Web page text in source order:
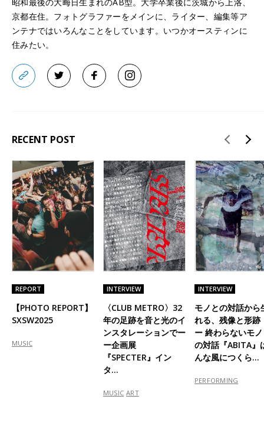
京都在住。フォトグラファーをメインに、ライター、編集等ア
ンテナではいろんなことをしています。いつかオースティンに
住みたい。
RECENT POST
REPORT
【PHOTO REPORT】
SXSW2025
MUSIC
INTERVIEW
〈CLUB METRO〉32
年の足跡を音と光のイ
ンスタレーションでー
ー企画展
『SPECTER』イン
タ…
MUSIC ART
INTERVIEW
モノとの対話から
れる、残像と形
ー 終わらないモ
の対話『ABITA』
んな風につくら…
PERFORMING